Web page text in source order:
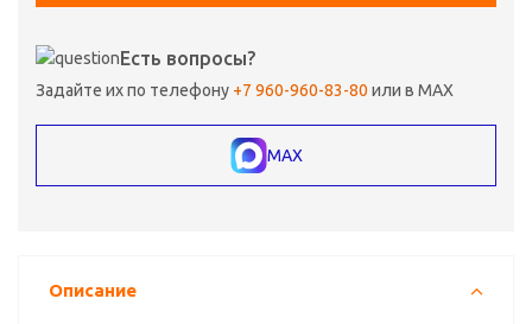
Есть вопросы?
Задайте их по телефону +7 960-960-83-80 или в MAX
MAX
Описание